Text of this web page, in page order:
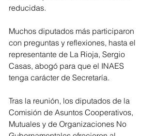
reducidas.
Muchos diputados más participaron
con preguntas y reflexiones, hasta el
representante de La Rioja, Sergio
Casas, abogó para que el INAES
tenga carácter de Secretaría.
Tras la reunión, los diputados de la
Comisión de Asuntos Cooperativos,
Mutuales y de Organizaciones No